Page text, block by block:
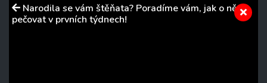
Narodila se vám štěňata? Poradíme vám, jak o ně
pečovat v prvních týdnech!